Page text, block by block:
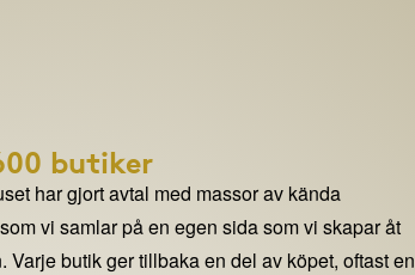
butiker
har gjort avtal med massor av kända
vi samlar på en egen sida som vi skapar åt
Varje butik ger tillbaka en del av köpet, oftast en